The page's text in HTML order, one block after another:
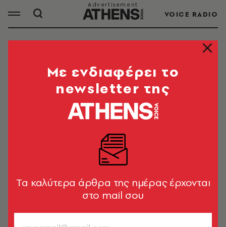
VOICE RADIO
ΣΤΑΣΗ ΕΡΓΑΣΙΑΣ
ΟΛΑ ΤΑ ΑΡΘΡΑ ΤΟΥ TAG
ΕΛΛΑΔΑ
στάσης εργασίας το Σάββατο -
Ποιες ώρες δε θα λειτουργεί
Mε ενδιαφέρει το
newsletter της
Tα καλύτερα άρθρα της ημέρας έρχονται
στο mail σου